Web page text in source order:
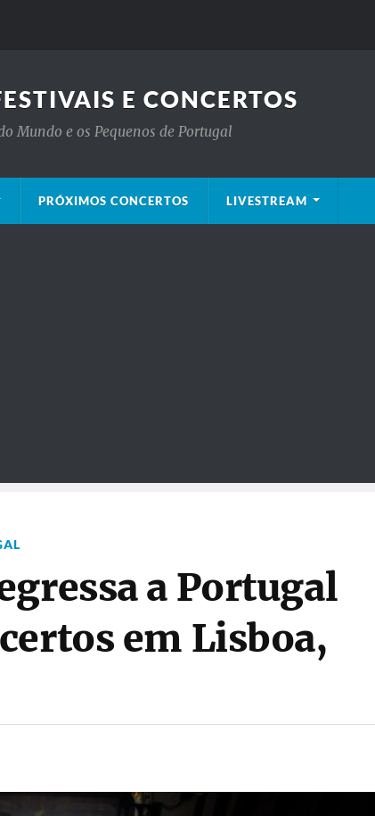
E CONCERTOS
Mundo e os Pequenos de Portugal
PRÓXIMOS CONCERTOS LIVESTREAM
a Portugal
em Lisboa,